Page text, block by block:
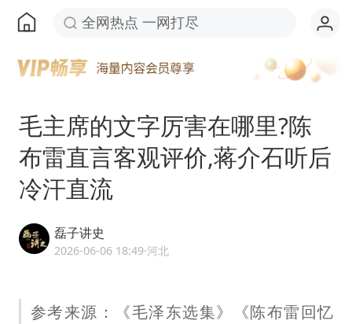
全网热点 一网打尽
毛主席的文字厉害在哪里?陈
布雷直言客观评价,蒋介石听后
冷汗直流
磊子讲史
2026-06-06 18:49·河北
参考来源：《毛泽东选集》《陈布雷回忆